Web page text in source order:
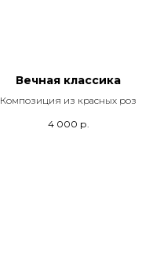
Вечная классика
Композиция из красных роз
4 000 р.